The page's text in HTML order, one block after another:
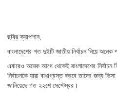
ছবির ক্যাপশান,
বাংলাদেশের গত দুইটি জাতীয় নির্বাচন নিয়ে অনেক
এবারেও অনেক আগে থেকেই বাংলাদেশের নির্বাচন
নির্বাচনকে যারা বাধাগ্রস্ত করবে তাদের জন্য
জানিয়েছে গত ২২শে সেপ্টেম্বর।